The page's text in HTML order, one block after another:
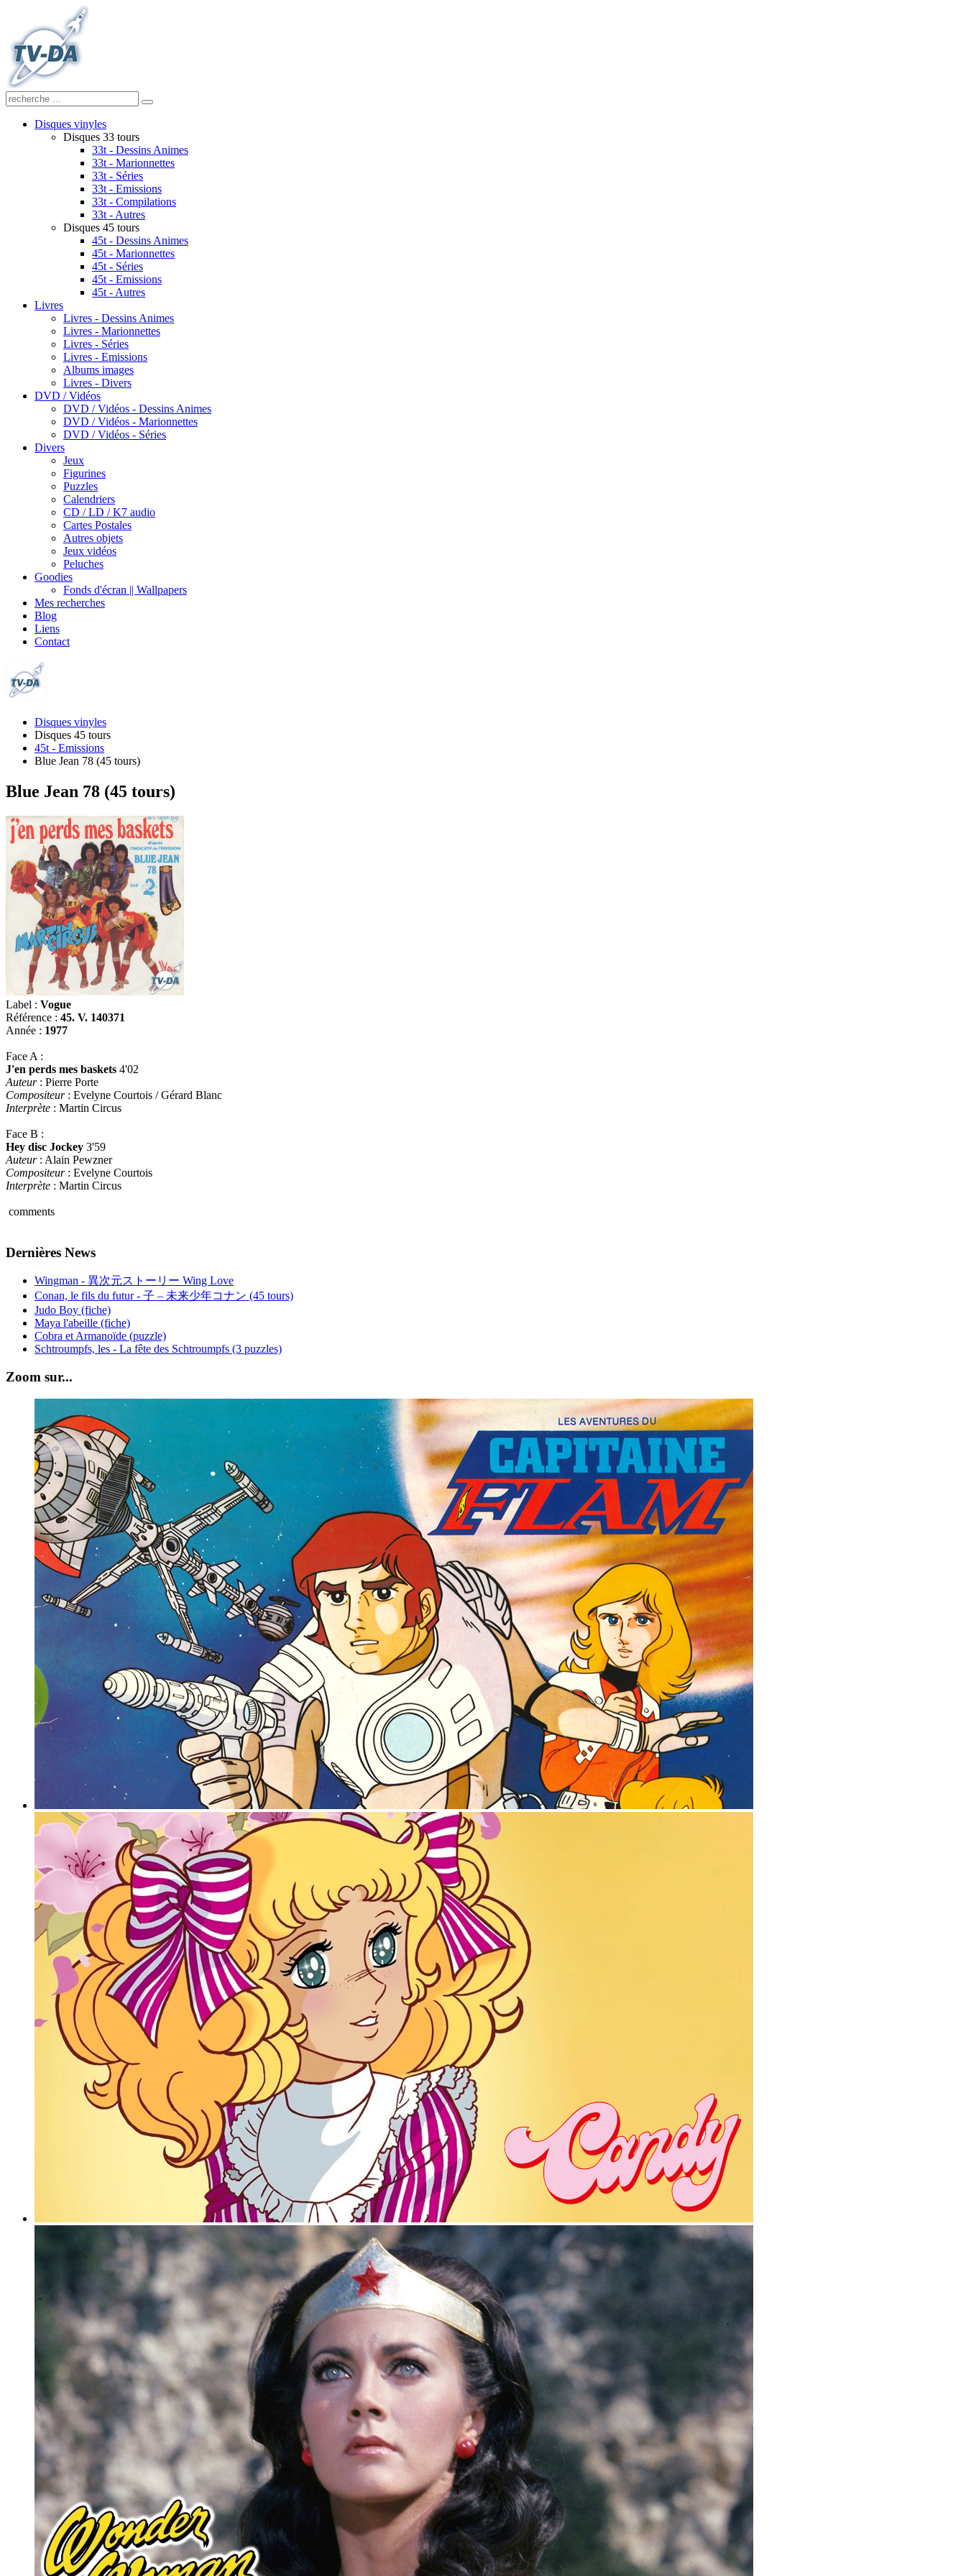
Disques vinyles
Disques 33 tours
33t - Dessins Animes
33t - Marionnettes
33t - Séries
33t - Emissions
33t - Compilations
33t - Autres
Disques 45 tours
45t - Dessins Animes
45t - Marionnettes
45t - Séries
45t - Emissions
45t - Autres
Livres
Livres - Dessins Animes
Livres - Marionnettes
Livres - Séries
Livres - Emissions
Albums images
Livres - Divers
DVD / Vidéos
DVD / Vidéos - Dessins Animes
DVD / Vidéos - Marionnettes
DVD / Vidéos - Séries
Divers
Jeux
Figurines
Puzzles
Calendriers
CD / LD / K7 audio
Cartes Postales
Autres objets
Jeux vidéos
Peluches
Goodies
Fonds d'écran || Wallpapers
Mes recherches
Blog
Liens
Contact
Disques vinyles
Disques 45 tours
45t - Emissions
Blue Jean 78 (45 tours)
Blue Jean 78 (45 tours)
Label : Vogue
Référence : 45. V. 140371
Année : 1977
Face A :
J'en perds mes baskets 4'02
Auteur: Pierre Porte
Compositeur: Evelyne Courtois / Gérard Blanc
Interprète : Martin Circus
Face B :
Hey disc Jockey 3'59
Auteur: Alain Pewzner
Compositeur: Evelyne Courtois
Interprète : Martin Circus
comments
Dernières News
Wingman - 異次元ストーリー Wing Love
Conan, le fils du futur - 子 – 未来少年コナン (45 tours)
Judo Boy (fiche)
Maya l'abeille (fiche)
Cobra et Armanoïde (puzzle)
Schtroumpfs, les - La fête des Schtroumpfs (3 puzzles)
Zoom sur...